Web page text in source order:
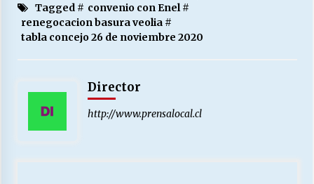
Tagged # convenio con Enel#
renegocacion basura veolia#
tabla concejo 26 de noviembre 2020
Director
http://www.prensalocal.cl